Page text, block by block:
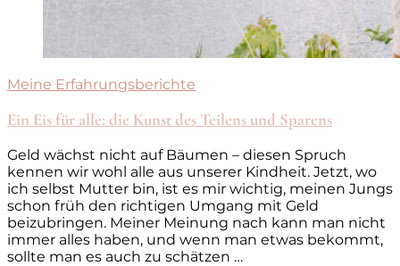
Meine Erfahrungsberichte
Ein Eis für alle: die Kunst des Teilens und Sparens
Geld wächst nicht auf Bäumen – diesen Spruch
kennen wir wohl alle aus unserer Kindheit. Jetzt, wo
ich selbst Mutter bin, ist es mir wichtig, meinen Jungs
schon früh den richtigen Umgang mit Geld
beizubringen. Meiner Meinung nach kann man nicht
immer alles haben, und wenn man etwas bekommt,
sollte man es auch zu schätzen …